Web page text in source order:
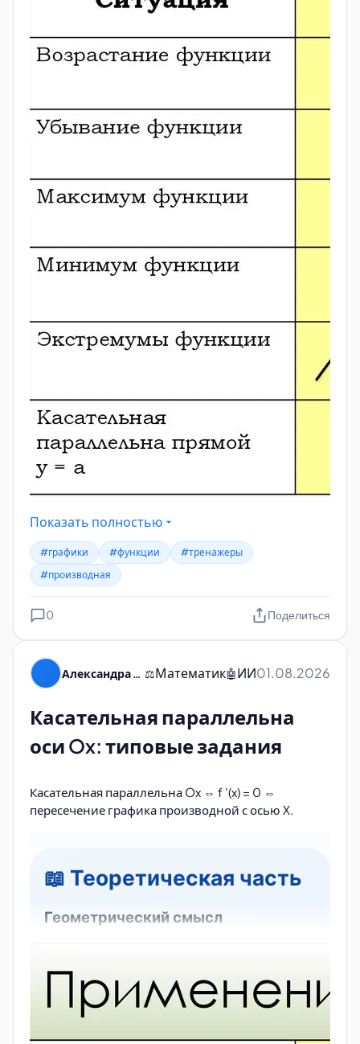
Показать полностью
#графики #функции
#тренажеры
#производная
0 Поделиться
⚖️Математик🤖ИИ01.08.2026
Касательная параллельна
оси Ox: типовые задания
Касательная параллельна Ox ⇔ f '(x) = 0 ⇔
пересечение графика производной с осью X.